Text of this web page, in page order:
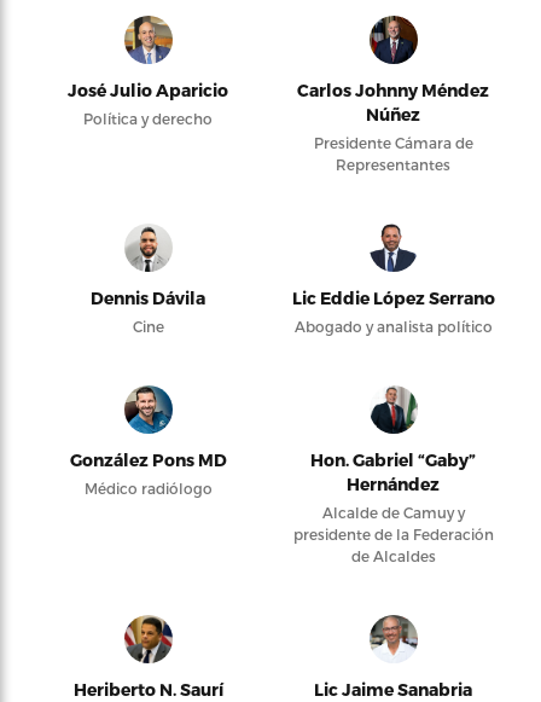
José Julio Aparicio
Política y derecho
Carlos Johnny Méndez
Núñez
Presidente Cámara de
Representantes
Dennis Dávila
Cine
Lic Eddie López Serrano
Abogado y analista político
González Pons MD
Médico radiólogo
Hon. Gabriel “Gaby”
Hernández
Alcalde de Camuy y
presidente de la Federación
de Alcaldes
Heriberto N. Saurí Lic Jaime Sanabria